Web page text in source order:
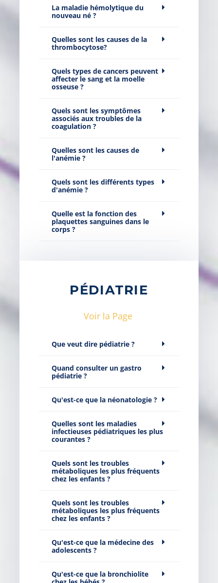
La maladie hémolytique du
nouveau né ?
Quelles sont les causes de la
thrombocytose?
Quels types de cancers peuvent
affecter le sang et la moelle
osseuse ?
Quels sont les symptômes
associés aux troubles de la
coagulation ?
Quelles sont les causes de
l'anémie ?
Quels sont les différents types
d'anémie ?
Quelle est la fonction des
plaquettes sanguines dans le
corps ?
PÉDIATRIE
Voir la Page
Que veut dire pédiatrie ?
Quand consulter un gastro
pédiatrie ?
Qu'est-ce que la néonatologie ?
Quelles sont les maladies
infectieuses pédiatriques les plus
courantes ?
Quels sont les troubles
métaboliques les plus fréquents
chez les enfants ?
Quels sont les troubles
métaboliques les plus fréquents
chez les enfants ?
Qu'est-ce que la médecine des
adolescents ?
Qu'est-ce que la bronchiolite